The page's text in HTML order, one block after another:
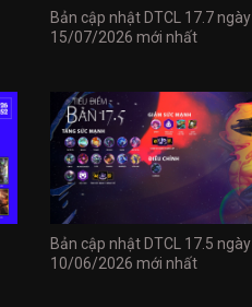
Bản cập nhật DTCL 17.7 ngày
15/07/2026 mới nhất
Bản cập nhật DTCL 17.5 ngày
10/06/2026 mới nhất